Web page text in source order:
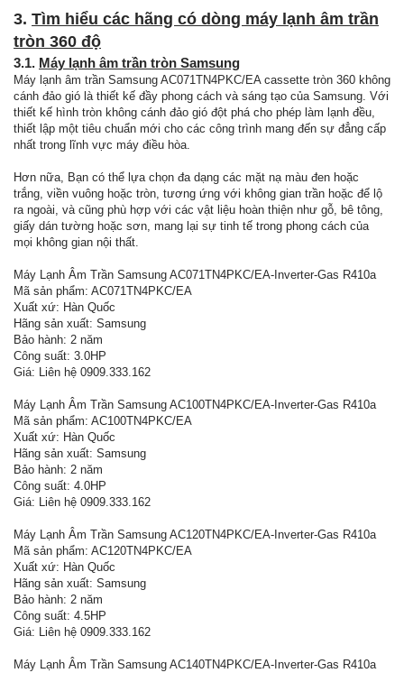
3. Tìm hiểu các hãng có dòng máy lạnh âm trần
tròn 360 độ
3.1. Máy lạnh âm trần tròn Samsung
Máy lạnh âm trần Samsung AC071TN4PKC/EA cassette tròn 360 không
cánh đảo gió là thiết kế đầy phong cách và sáng tạo của Samsung. Với
thiết kế hình tròn không cánh đảo gió đột phá cho phép làm lạnh đều,
thiết lập một tiêu chuẩn mới cho các công trình mang đến sự đẳng cấp
nhất trong lĩnh vực máy điều hòa.
Hơn nữa, Bạn có thể lựa chọn đa dạng các mặt nạ màu đen hoặc
trắng, viền vuông hoặc tròn, tương ứng với không gian trần hoặc để lộ
ra ngoài, và cũng phù hợp với các vật liệu hoàn thiện như gỗ, bê tông,
giấy dán tường hoặc sơn, mang lại sự tinh tế trong phong cách của
mọi không gian nội thất.
Máy Lạnh Âm Trần Samsung AC071TN4PKC/EA-Inverter-Gas R410a
Mã sản phẩm: AC071TN4PKC/EA
Xuất xứ: Hàn Quốc
Hãng sản xuất: Samsung
Bảo hành: 2 năm
Công suất: 3.0HP
Giá: Liên hệ 0909.333.162
Máy Lạnh Âm Trần Samsung AC100TN4PKC/EA-Inverter-Gas R410a
Mã sản phẩm: AC100TN4PKC/EA
Xuất xứ: Hàn Quốc
Hãng sản xuất: Samsung
Bảo hành: 2 năm
Công suất: 4.0HP
Giá: Liên hệ 0909.333.162
Máy Lạnh Âm Trần Samsung AC120TN4PKC/EA-Inverter-Gas R410a
Mã sản phẩm: AC120TN4PKC/EA
Xuất xứ: Hàn Quốc
Hãng sản xuất: Samsung
Bảo hành: 2 năm
Công suất: 4.5HP
Giá: Liên hệ 0909.333.162
Máy Lạnh Âm Trần Samsung AC140TN4PKC/EA-Inverter-Gas R410a